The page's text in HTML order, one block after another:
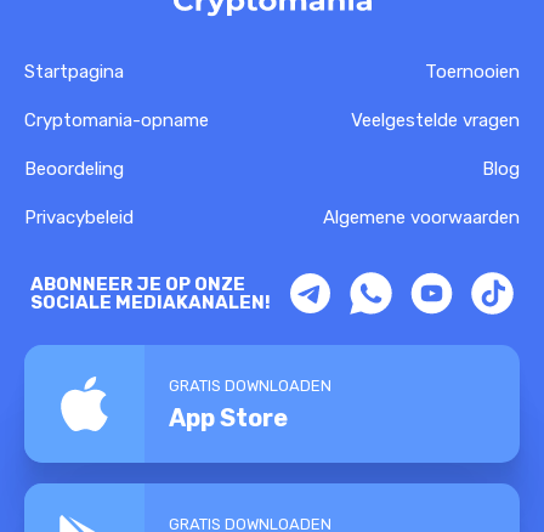
Startpagina Toernooien
Cryptomania-opname Veelgestelde vragen
Beoordeling Blog
Privacybeleid Algemene voorwaarden
ABONNEER JE OP ONZE
SOCIALE MEDIAKANALEN!
GRATIS DOWNLOADEN
App Store
GRATIS DOWNLOADEN